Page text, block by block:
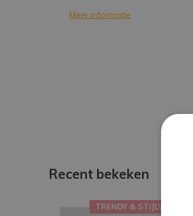
Meer informatie
Recent bekeken
TRENDY & STIJLVOL